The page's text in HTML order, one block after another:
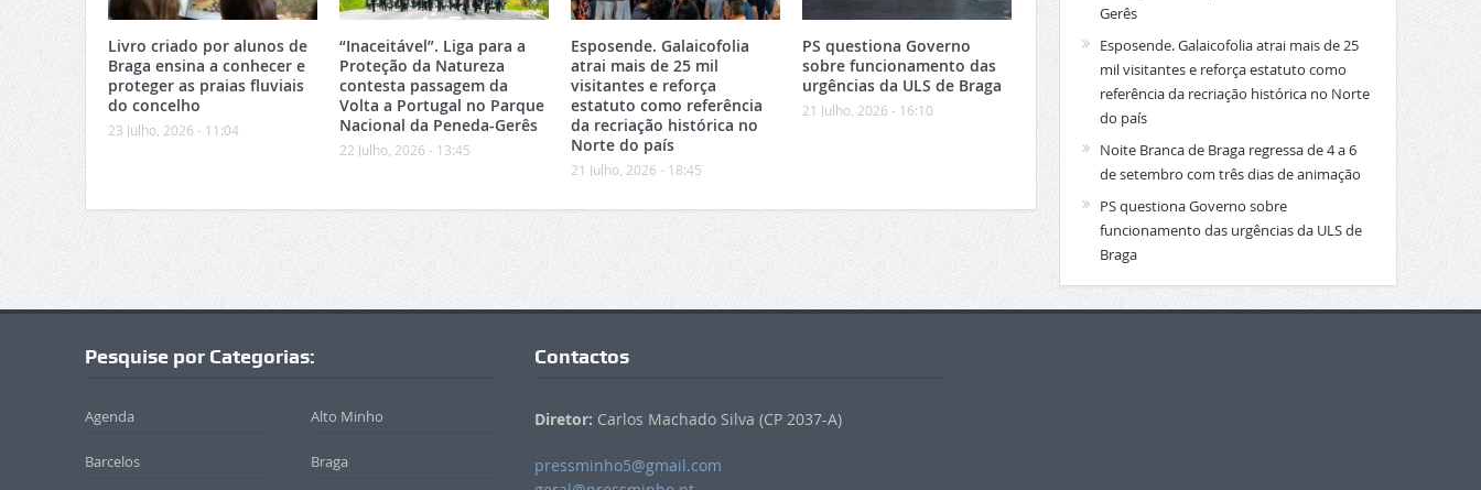
Livro criado por alunos de
Braga ensina a conhecer e
proteger as praias fluviais
do concelho
23 Julho, 2026 - 11:04
“Inaceitável”. Liga para a
Proteção da Natureza
contesta passagem da
Volta a Portugal no Parque
Nacional da Peneda-Gerês
22 Julho, 2026 - 13:45
Esposende. Galaicofolia
atrai mais de 25 mil
visitantes e reforça
estatuto como referência
da recriação histórica no
Norte do país
21 Julho, 2026 - 18:45
PS questiona Governo
sobre funcionamento das
urgências da ULS de Braga
21 Julho, 2026 - 16:10
Gerês
Esposende. Galaicofolia atrai mais de 25
mil visitantes e reforça estatuto como
referência da recriação histórica no Norte
do país
Noite Branca de Braga regressa de 4 a 6
de setembro com três dias de animação
PS questiona Governo sobre
funcionamento das urgências da ULS de
Braga
Pesquise por Categorias:
Agenda Alto Minho
Barcelos Braga
Contactos
Diretor: Carlos Machado Silva (CP 2037-A)
pressminho5@gmail.com